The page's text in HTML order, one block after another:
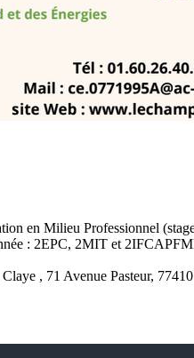
en Milieu Professionnel
: 2EPC, 2MIT et
, 71 Avenue Pasteur,